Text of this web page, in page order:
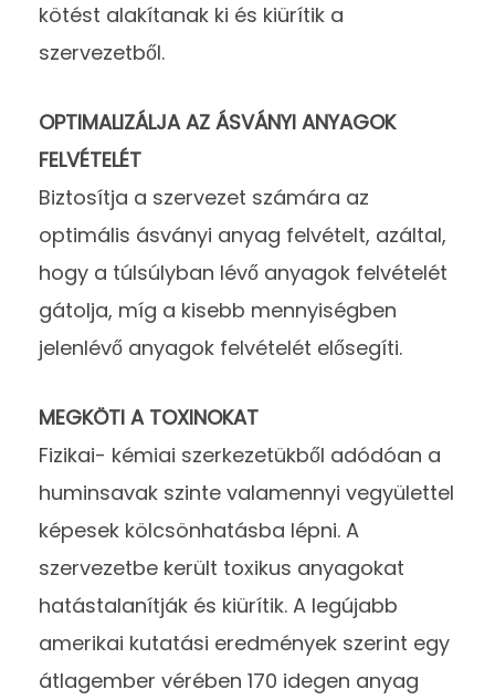
kötést alakítanak ki és kiürítik a
szervezetből.
OPTIMALIZÁLJA AZ ÁSVÁNYI ANYAGOK
FELVÉTELÉT
Biztosítja a szervezet számára az
optimális ásványi anyag felvételt, azáltal,
hogy a túlsúlyban lévő anyagok felvételét
gátolja, míg a kisebb mennyiségben
jelenlévő anyagok felvételét elősegíti.
MEGKÖTI A TOXINOKAT
Fizikai- kémiai szerkezetükből adódóan a
huminsavak szinte valamennyi vegyülettel
képesek kölcsönhatásba lépni. A
szervezetbe került toxikus anyagokat
hatástalanítják és kiürítik. A legújabb
amerikai kutatási eredmények szerint egy
átlagember vérében 170 idegen anyag